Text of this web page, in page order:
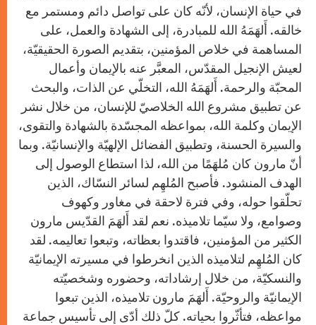
في حياة الإنسان، لأنّه كان على تواصل دائم ومستمر مع
خالقه. أَلهَمَهُ الله للمبادرة، إلى الشهادة والعمل، على
المساهمة في خلاص المؤمنين، بتقديم الصورة الحقيقيّة،
لعيش الإنجيل المقدّس، المعبَّر عنه بالإيمان وأعمال
المحبّة والرحمة. أَلهَمَهُ الله، التخلّي عن الذات، والبحث
عن تطبيق مشروع الله الخلاصيّ للإنسان، من خلال نشر
الإيمان وكلمة الله، بمواعظه المجسّدة بالشهادة والتقوى،
والسيرة الحسنة، وتطبيق الفضائل الإلهيّة والإنسانيّة. وبما
أنّ مارون كان مُلهَمًا من الله، لذا استطاع الوصول إلى
الهدف المنشود. فأصبح المُلهِم لسائر النسّاك، الذين
تحلّقوا حوله، وفي فترة لاحقة في مغاور وكهوف
وصوامع، ولا سيّما تلاميذه. نعم لقد أَلهَمَ القدّيس مارون
الكثير من المؤمنين، فاقتدوا بعظاته، وتبعوا تعاليمه. لقد
كان المُلهِم لتلاميذه الذين انخرطوا في مسيرته الإيمانيّة
والنسكيّة، من خلال إرشاداته، وحضوره وشخصيّته
الإيمانيّة والروحيّة. أَلهَمَ مارون تلاميذه، الذين تبعوا
مواعظه، فتأثّروا بحياته. كلّ ذلك أدّى إلى تأسيس جماعة